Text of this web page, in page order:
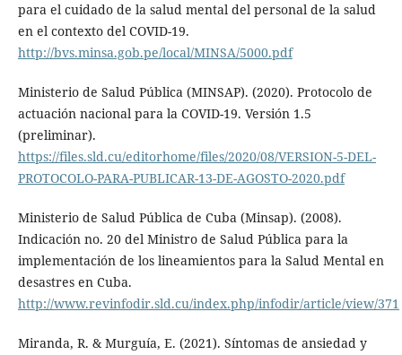
para el cuidado de la salud mental del personal de la salud
en el contexto del COVID-19.
http://bvs.minsa.gob.pe/local/MINSA/5000.pdf
Ministerio de Salud Pública (MINSAP). (2020). Protocolo de
actuación nacional para la COVID-19. Versión 1.5
(preliminar).
https://files.sld.cu/editorhome/files/2020/08/VERSION-5-DEL-
PROTOCOLO-PARA-PUBLICAR-13-DE-AGOSTO-2020.pdf
Ministerio de Salud Pública de Cuba (Minsap). (2008).
Indicación no. 20 del Ministro de Salud Pública para la
implementación de los lineamientos para la Salud Mental en
desastres en Cuba.
http://www.revinfodir.sld.cu/index.php/infodir/article/view/371
Miranda, R. & Murguía, E. (2021). Síntomas de ansiedad y